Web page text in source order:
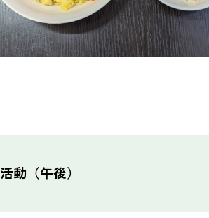
活動（午後）